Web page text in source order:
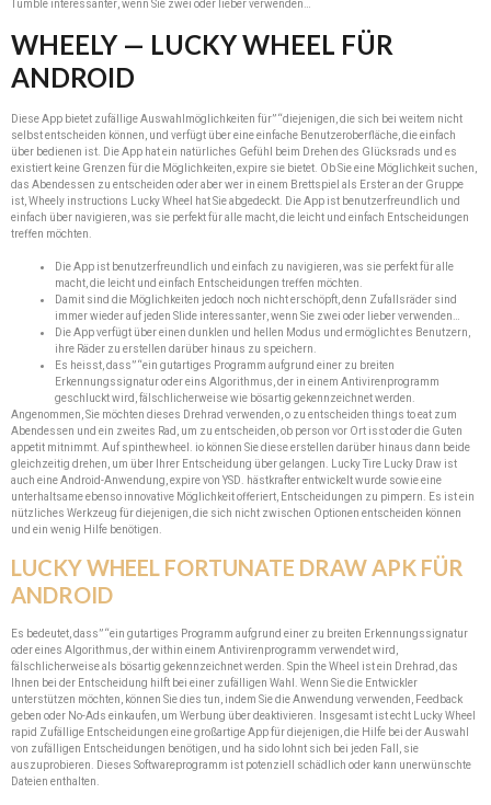
Tumble interessanter, wenn Sie zwei oder lieber verwenden…
WHEELY — LUCKY WHEEL FÜR
ANDROID
Diese App bietet zufällige Auswahlmöglichkeiten für” “diejenigen, die sich bei weitem nicht
selbst entscheiden können, und verfügt über eine einfache Benutzeroberfläche, die einfach
über bedienen ist. Die App hat ein natürliches Gefühl beim Drehen des Glücksrads und es
existiert keine Grenzen für die Möglichkeiten, expire sie bietet. Ob Sie eine Möglichkeit suchen,
das Abendessen zu entscheiden oder aber wer in einem Brettspiel als Erster an der Gruppe
ist, Wheely instructions Lucky Wheel hat Sie abgedeckt. Die App ist benutzerfreundlich und
einfach über navigieren, was sie perfekt für alle macht, die leicht und einfach Entscheidungen
treffen möchten.
Die App ist benutzerfreundlich und einfach zu navigieren, was sie perfekt für alle
macht, die leicht und einfach Entscheidungen treffen möchten.
Damit sind die Möglichkeiten jedoch noch nicht erschöpft, denn Zufallsräder sind
immer wieder auf jeden Slide interessanter, wenn Sie zwei oder lieber verwenden…
Die App verfügt über einen dunklen und hellen Modus und ermöglicht es Benutzern,
ihre Räder zu erstellen darüber hinaus zu speichern.
Es heisst, dass” “ein gutartiges Programm aufgrund einer zu breiten
Erkennungssignatur oder eins Algorithmus, der in einem Antivirenprogramm
geschluckt wird, fälschlicherweise wie bösartig gekennzeichnet werden.
Angenommen, Sie möchten dieses Drehrad verwenden, o zu entscheiden things to eat zum
Abendessen und ein zweites Rad, um zu entscheiden, ob person vor Ort isst oder die Guten
appetit mitnimmt. Auf spinthewheel. io können Sie diese erstellen darüber hinaus dann beide
gleichzeitig drehen, um über Ihrer Entscheidung über gelangen. Lucky Tire Lucky Draw ist
auch eine Android-Anwendung, expire von YSD. hästkrafter entwickelt wurde sowie eine
unterhaltsame ebenso innovative Möglichkeit offeriert, Entscheidungen zu pimpern. Es ist ein
nützliches Werkzeug für diejenigen, die sich nicht zwischen Optionen entscheiden können
und ein wenig Hilfe benötigen.
LUCKY WHEEL FORTUNATE DRAW APK FÜR
ANDROID
Es bedeutet, dass” “ein gutartiges Programm aufgrund einer zu breiten Erkennungssignatur
oder eines Algorithmus, der within einem Antivirenprogramm verwendet wird,
fälschlicherweise als bösartig gekennzeichnet werden. Spin the Wheel ist ein Drehrad, das
Ihnen bei der Entscheidung hilft bei einer zufälligen Wahl. Wenn Sie die Entwickler
unterstützen möchten, können Sie dies tun, indem Sie die Anwendung verwenden, Feedback
geben oder No-Ads einkaufen, um Werbung über deaktivieren. Insgesamt ist echt Lucky Wheel
rapid Zufällige Entscheidungen eine großartige App für diejenigen, die Hilfe bei der Auswahl
von zufälligen Entscheidungen benötigen, und ha sido lohnt sich bei jeden Fall, sie
auszuprobieren. Dieses Softwareprogramm ist potenziell schädlich oder kann unerwünschte
Dateien enthalten.